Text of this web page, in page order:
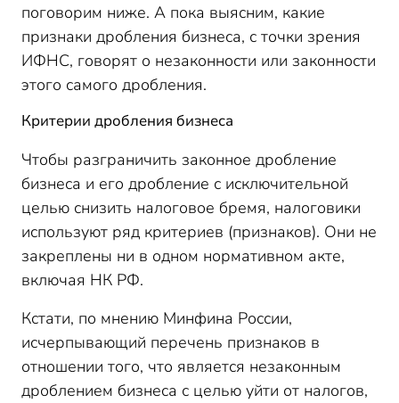
поговорим ниже. А пока выясним, какие
признаки дробления бизнеса, с точки зрения
ИФНС, говорят о незаконности или законности
этого самого дробления.
Критерии дробления бизнеса
Чтобы разграничить законное дробление
бизнеса и его дробление с исключительной
целью снизить налоговое бремя, налоговики
используют ряд критериев (признаков). Они не
закреплены ни в одном нормативном акте,
включая НК РФ.
Кстати, по мнению Минфина России,
исчерпывающий перечень признаков в
отношении того, что является незаконным
дроблением бизнеса с целью уйти от налогов,